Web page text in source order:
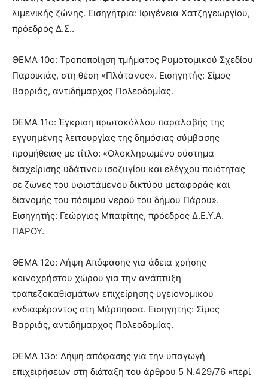
λιμενικής ζώνης. Εισηγήτρια: Ιφιγένεια Χατζηγεωργίου,
πρόεδρος Δ.Σ..
ΘΕΜΑ 10ο: Τροποποίηση τμήματος Ρυμοτομικού Σχεδίου
Παροικιάς, στη θέση «Πλάτανος». Εισηγητής: Σίμος
Βαρριάς, αντιδήμαρχος Πολεοδομίας.
ΘΕΜΑ 11ο: Έγκριση πρωτοκόλλου παραλαβής της
εγγυημένης λειτουργίας της δημόσιας σύμβασης
προμήθειας με τίτλο: «Ολοκληρωμένο σύστημα
διαχείρισης υδάτινου ισοζυγίου και ελέγχου ποιότητας
σε ζώνες του υφιστάμενου δικτύου μεταφοράς και
διανομής του πόσιμου νερού του δήμου Πάρου».
Εισηγητής: Γεώργιος Μπαφίτης, πρόεδρος Δ.Ε.Υ.Α.
ΠΑΡΟΥ.
ΘΕΜΑ 12ο: Λήψη Απόφασης για άδεια χρήσης
κοινοχρήστου χώρου για την ανάπτυξη
τραπεζοκαθισμάτων επιχείρησης υγειονομικού
ενδιαφέροντος στη Μάρπησσα. Εισηγητής: Σίμος
Βαρριάς, αντιδήμαρχος Πολεοδομίας.
ΘΕΜΑ 13ο: Λήψη απόφασης για την υπαγωγή
επιχειρήσεων στη διάταξη του άρθρου 5 Ν.429/76 «περί